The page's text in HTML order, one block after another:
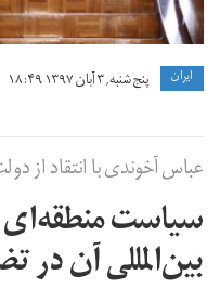
ايران پنج شنبه, ۳ آبان ۱۳۹۷ ۱۸:۴۹
عباس آخوندی با انتقاد از
سیاست منطقه‌ای
بین‌المللی آن در